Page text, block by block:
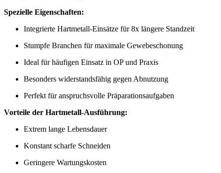
Spezielle Eigenschaften:
Integrierte Hartmetall-Einsätze für 8x längere Standzeit
Stumpfe Branchen für maximale Gewebeschonung
Ideal für häufigen Einsatz in OP und Praxis
Besonders widerstandsfähig gegen Abnutzung
Perfekt für anspruchsvolle Präparationsaufgaben
Vorteile der Hartmetall-Ausführung:
Extrem lange Lebensdauer
Konstant scharfe Schneiden
Geringere Wartungskosten